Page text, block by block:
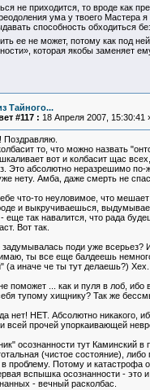
не приходится, то вроде как
ума у твоего Мастера я
способность обходиться
ее не может, потому как под
которая якобы заменяет
Тайного...
#117 : 18 Апреля 2007, 15:30:41
Поздравляю.
то, что можно назвать
вот и колбасит щас
Это абсолютно неразрешимо по-
нету. Амба, даже смерть не
что-то неуловимое, что
и выкручиваешься,
- еще так навалится, что рада
Вот так.
поди уже всерьез?
ты все еще балдеешь
(а иначе че ты тут делаешь?) Хех.
поможет ... как и пуля в лоб, ибо
тупому хищнику? Так же
нет! НЕТ. Абсолютно никакого,
всей прочей упоркаивающей
осознанности тут Каминский
(чистое состояние),
проблему. Потому и катастрофа
вспышка осознанности - это
- вечный расколбас.